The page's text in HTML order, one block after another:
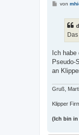
Bvon
Ich habe
Pseudo-
an
Gruß,
Klipper
(Ich bin in